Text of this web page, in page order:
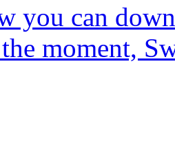
you can
moment,